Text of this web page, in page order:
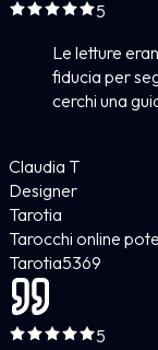
5
Le letture
fiducia per
cerchi una
Claudia T
Designer
Tarotia
Tarocchi online
Tarotia5369
5